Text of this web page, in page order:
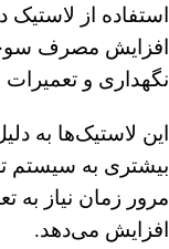
استفاده از
افزایش مصرف
نگهداری و تعمیرات
این لاستیک‌ها به
بیشتری به سیستم
مرور زمان نیاز به
افزایش می‌دهد.